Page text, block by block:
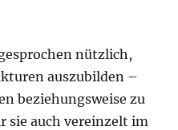
nützlich,
auszubilden –
beziehungsweise zu
sie auch vereinzelt im